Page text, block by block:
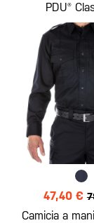
PDU®
47,40 €
Camicia a